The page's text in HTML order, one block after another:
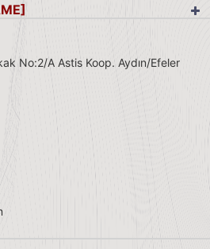
No:2/A Astis Koop. Aydın/Efeler